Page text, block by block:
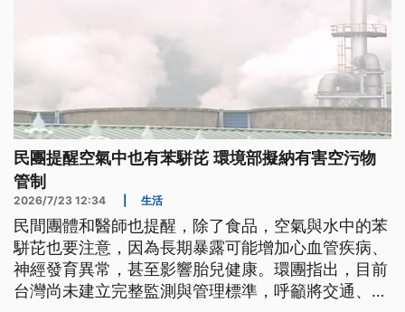
民團提醒空氣中也有苯駢芘 環境部擬納有害空污物
管制
2026/7/23 12:34 生活
民間團體和醫師也提醒，除了食品，空氣與水中的苯
駢芘也要注意，因為長期暴露可能增加心血管疾病、
神經發育異常，甚至影響胎兒健康。環團指出，目前
台灣尚未建立完整監測與管理標準，呼籲將交通、鋼